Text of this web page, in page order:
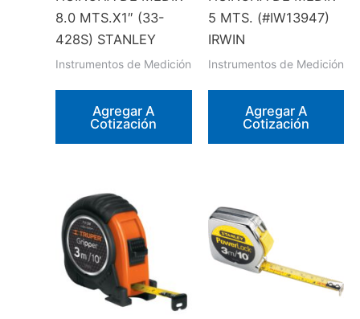
8.0 MTS.X1″ (33-
428S) STANLEY
Instrumentos de Medición
Agregar A
Cotización
5 MTS. (#IW13947)
IRWIN
Instrumentos de Medición
Agregar A
Cotización